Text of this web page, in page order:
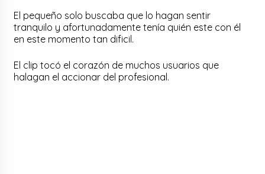
El pequeño solo buscaba que lo hagan sentir
tranquilo y afortunadamente tenía quién este con él
en este momento tan dificil.
El clip tocó el corazón de muchos usuarios que
halagan el accionar del profesional.